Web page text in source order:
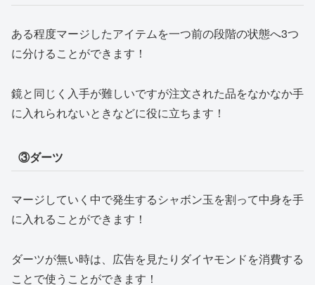
ある程度マージしたアイテムを一つ前の段階の状態へ3つ
に分けることができます！
鏡と同じく入手が難しいですが注文された品をなかなか手
に入れられないときなどに役に立ちます！
③ダーツ
マージしていく中で発生するシャボン玉を割って中身を手
に入れることができます！
ダーツが無い時は、広告を見たりダイヤモンドを消費する
ことで使うことができます！